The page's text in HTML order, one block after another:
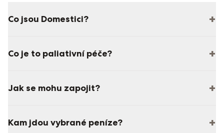
Co jsou Domestici? +
Co je to paliativní péče? +
Jak se mohu zapojit? +
Kam jdou vybrané peníze? +